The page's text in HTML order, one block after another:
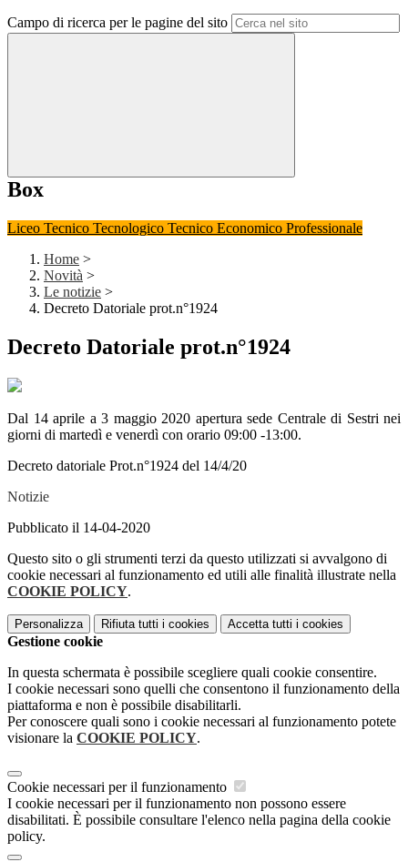
Campo di ricerca per le pagine del sito
Box
Liceo Tecnico Tecnologico Tecnico Economico Professionale
Home >
Novità >
Le notizie >
Decreto Datoriale prot.n°1924
Decreto Datoriale prot.n°1924
Dal 14 aprile a 3 maggio 2020 apertura sede Centrale di Sestri nei
giorni di martedì e venerdì con orario 09:00 -13:00.
Decreto datoriale Prot.n°1924 del 14/4/20
Notizie
Pubblicato il 14-04-2020
Questo sito o gli strumenti terzi da questo utilizzati si avvalgono di
cookie necessari al funzionamento ed utili alle finalità illustrate nella
COOKIE POLICY.
Personalizza Rifiuta tutti i cookies Accetta tutti i cookies
Gestione cookie
In questa schermata è possibile scegliere quali cookie consentire.
I cookie necessari sono quelli che consentono il funzionamento della
piattaforma e non è possibile disabilitarli.
Per conoscere quali sono i cookie necessari al funzionamento potete
visionare la COOKIE POLICY.
Cookie necessari per il funzionamento
I cookie necessari per il funzionamento non possono essere
disabilitati. È possibile consultare l'elenco nella pagina della cookie
policy.